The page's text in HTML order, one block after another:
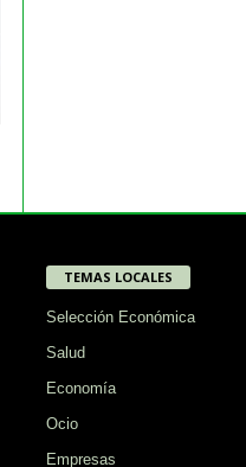
TEMAS LOCALES
Selección Económica
Salud
Economía
Ocio
Empresas